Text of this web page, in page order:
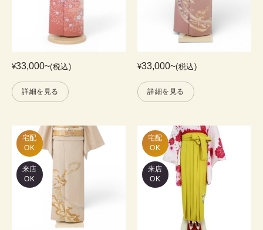
¥33,000~(税込)
詳細を見る
¥33,000~(税込)
詳細を見る
宅配
OK
来店
OK
宅配
OK
来店
OK